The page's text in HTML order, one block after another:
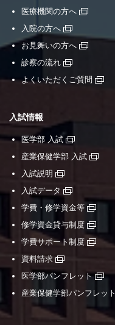
医療機関の方へ
入院の方へ
お見舞いの方へ
診察の流れ
よくいただくご質問
入試情報
医学部 入試
産業保健学部 入試
入試説明
入試データ
学費・修学資金等
修学資金貸与制度
学費サポート制度
資料請求
医学部パンフレット
産業保健学部パンフレット